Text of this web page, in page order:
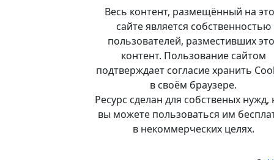
Весь контент, размещённый на
сайте является собственностью
пользователей, разместивших
контент. Пользование сайтом
подтверждает согласие хранить
в своём браузере.
Ресурс сделан для собственых нужд,
вы можете пользоваться им
в некоммерческих целях.